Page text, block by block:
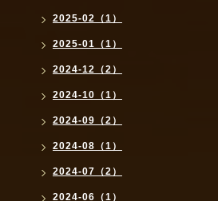
2025-02（1）
2025-01（1）
2024-12（2）
2024-10（1）
2024-09（2）
2024-08（1）
2024-07（2）
2024-06（1）